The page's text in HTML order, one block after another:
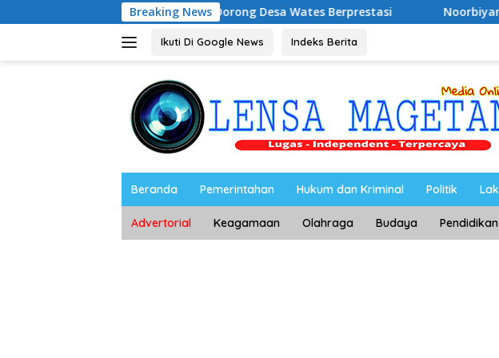
ke
Breaking News
BRI Magetan Dorong Desa Wates Berprestasi Noorbiyanto, S.H
Ikuti Di Google News Indeks Berita
Beranda Pemerintahan Hukum dan Kriminal Politik
Advertorial Keagamaan Olahraga Budaya Pendidikan